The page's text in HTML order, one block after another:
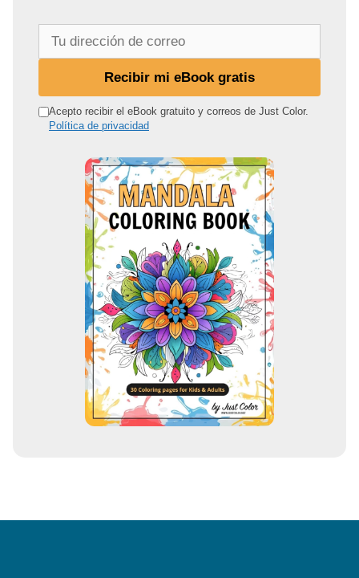
r
Recibir mi eBook gratis
Acepto recibir el eBook gratuito y correos de Just Color.
Política de privacidad